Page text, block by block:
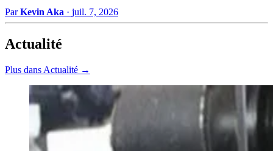
ParKevin Aka · juil. 7, 2026
Actualité
Plus dans Actualité →